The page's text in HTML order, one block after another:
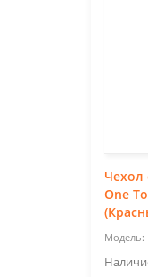
Чехол
One